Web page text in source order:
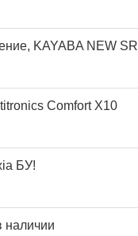
KAYABA NEW SR
Comfort X10
БУ!
наличии